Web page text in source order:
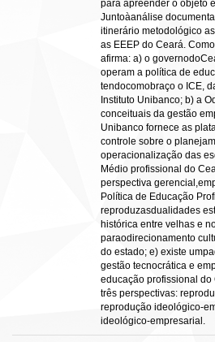
para apreender o objeto
Juntoàanálise
itinerário metodológico
as EEEP do Ceará.
afirma: a) o
operam a política de
tendocomobraço o ICE,
Instituto Unibanco; b) a
conceituais da gestão
Unibanco fornece as
controle sobre o
operacionalização das
Médio profissional do
perspectiva
Política de Educação
reproduzasdualidades
histórica entre velhas e
paraodirecionamento
do estado; e) existe
gestão tecnocrática e
educação profissional
três perspectivas:
reprodução ideológico-
ideológico-empresarial.